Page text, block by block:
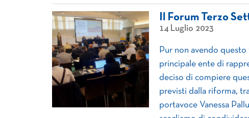
Il Forum Terzo
14 Luglio 2023
Pur non avendo
principale ente di
deciso di compiere
previsti dalla riforma,
portavoce Vanessa